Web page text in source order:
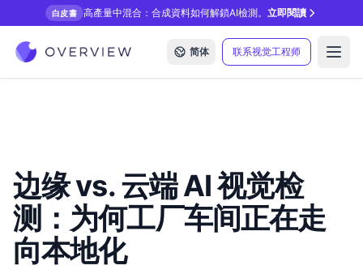
白皮書 高產量中混合：合成資料如何解鎖AI檢測。立即閱讀
简体 联系视觉工程师
边缘 vs. 云端 AI 视觉检
测：为何工厂车间正在走
向本地化